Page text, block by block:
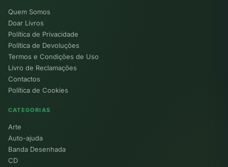
Quem Somos
Doar Livros
Política de Privacidade
Política de Devoluções
Termos e Condições de Uso
Livro de Reclamações
Contactos
Política de Cookies
CATEGORIAS
Arte
Auto-ajuda
Banda Desenhada
CD